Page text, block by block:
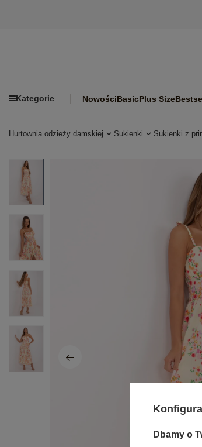
Kategorie NowościBasicPlus Size
Hurtownia odzieży damskiej Sukienki Sukienki z
Dbamy o